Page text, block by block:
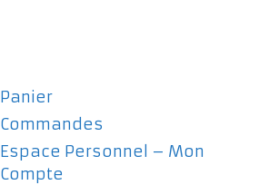
Panier
Commandes
Espace Personnel – Mon
Compte